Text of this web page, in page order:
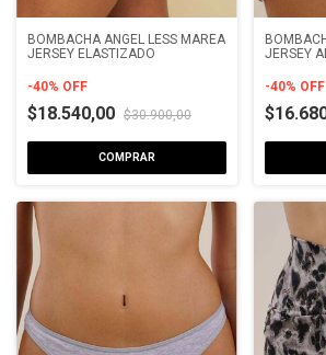
BOMBACHA ANGEL LESS MAREA
JERSEY ELASTIZADO
-40% OFF
$18.540,00 $30.900,00
COMPRAR
JERSEY
-40% OFF